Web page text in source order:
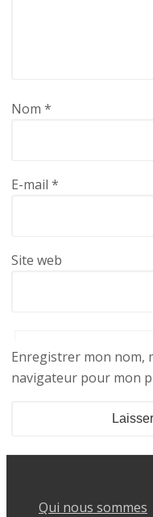
Nom *
E-mail *
Site web
Enregistrer mon nom,
navigateur pour mon
Qui nous sommes